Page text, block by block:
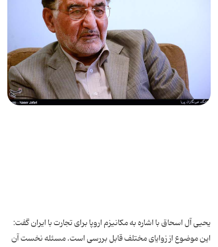
یحیی آل اسحاق با اشاره به مکانیزم اروپا برای تجارت با ایران گفت:
این موضوع از زوایای مختلف قابل بررسی است. مسئله نخست آن